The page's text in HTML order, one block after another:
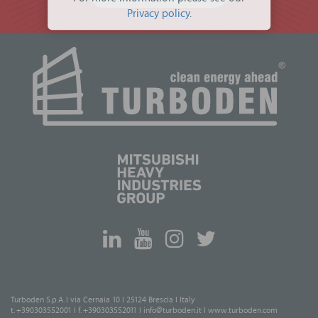
Turboden S.p.A. I via Cernaia 10 I 25124 Brescia I Italy
t. +390303552001 I f. +390303552011 I info@turboden.it I www.turboden.com
Privacy policy.